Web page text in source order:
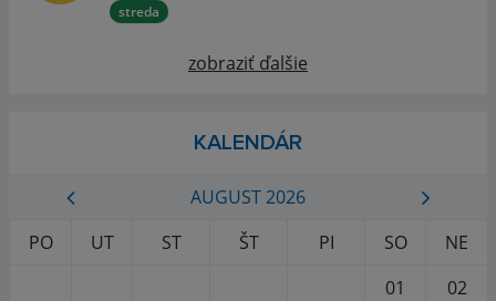
streda
zobraziť ďalšie
KALENDÁR
AUGUST 2026
PO
UT ST ŠT PI SO
NE
01
02